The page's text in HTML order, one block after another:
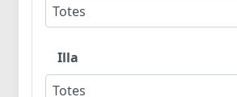
Totes
Illa
Totes